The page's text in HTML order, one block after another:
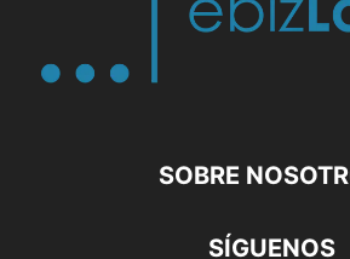
SOBRE
SÍGUENOS